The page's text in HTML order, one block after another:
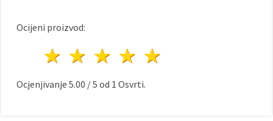
Ocijeni proizvod:
4 zvijezde
3 zvijezde
2 zvijezde
1 zvijezda
Ocjenjivanje 5.00 /5 od 1 Osvrti.